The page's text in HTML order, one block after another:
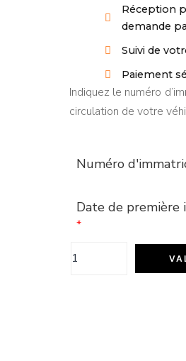
Réception
demande
Suivi de
Paiement
Indiquez le numéro
circulation de votre
Numéro
Date de première
*